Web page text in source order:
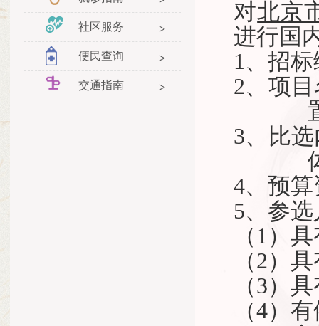
社区服务
便民查询
交通指南
对北京
进行国
1、招
2、项
3、比
4、预算
5、参
（ 1）
（2）
（3）
（4）